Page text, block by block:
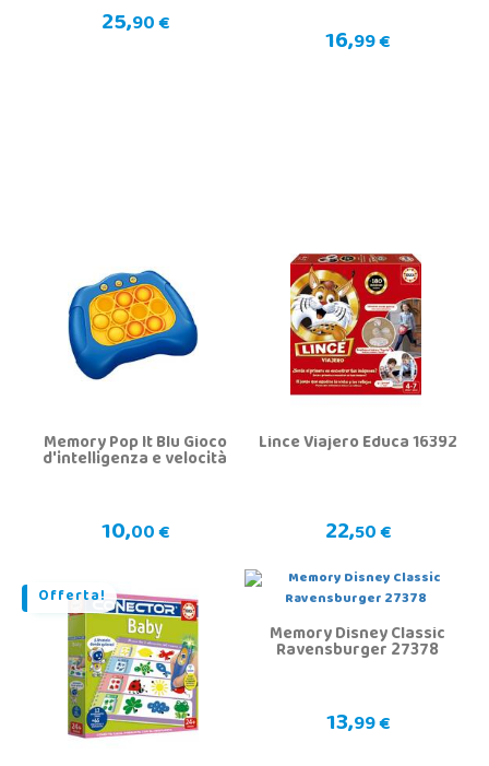
25,90 € 16,99 €
Memory Pop It Blu Gioco
d'intelligenza e velocità
10,00 €
Lince Viajero Educa 16392
22,50 €
Offerta!
Memory Disney Classic
Ravensburger 27378
13,99 €